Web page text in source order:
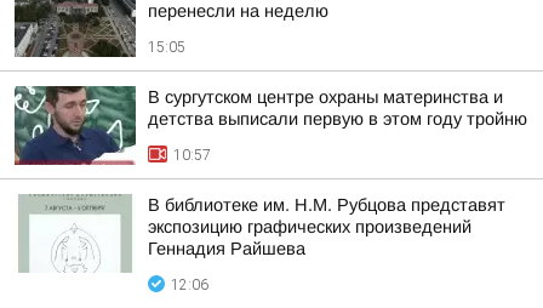
перенесли на неделю
15:05
В сургутском центре охраны материнства и
детства выписали первую в этом году тройню
10:57
В библиотеке им. Н.М. Рубцова представят
экспозицию графических произведений
Геннадия Райшева
12:06